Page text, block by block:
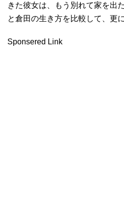
きた彼女は、もう別れて家を出
と倉田の生き方を比較して、更
Sponsered Link